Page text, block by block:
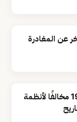
عن المغادرة
«الداخلية» تصدر قرارات إدارية بحق 19 مخالفًا لأنظمة